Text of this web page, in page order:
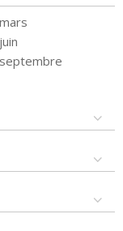
mars
juin
septembre